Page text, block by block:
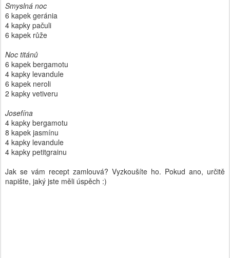
Smyslná noc
6 kapek geránia
4 kapky pačuli
6 kapek růže
Noc titánů
6 kapek bergamotu
4 kapky levandule
6 kapek neroli
2 kapky vetiveru
Josefína
4 kapky bergamotu
8 kapek jasmínu
4 kapky levandule
4 kapky petitgrainu
Jak se vám recept zamlouvá? Vyzkoušíte ho. Pokud ano, určitě
napište, jaký jste měli úspěch :)